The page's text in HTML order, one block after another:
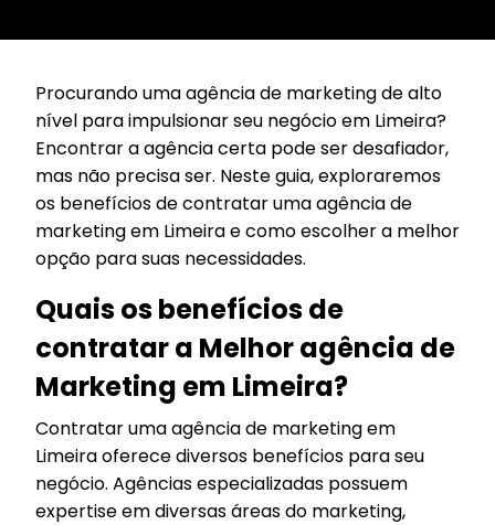
Procurando uma agência de marketing de alto
nível para impulsionar seu negócio em Limeira?
Encontrar a agência certa pode ser desafiador,
mas não precisa ser. Neste guia, exploraremos
os benefícios de contratar uma agência de
marketing em Limeira e como escolher a melhor
opção para suas necessidades.
Quais os benefícios de
contratar a Melhor agência de
Marketing em Limeira?
Contratar uma agência de marketing em
Limeira oferece diversos benefícios para seu
negócio. Agências especializadas possuem
expertise em diversas áreas do marketing,